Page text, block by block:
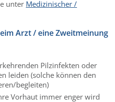
unter Medizinischer /
Arzt / eine Zweitmeinung
Pilzinfekten oder
leiden (solche können den
begleiten)
Vorhaut immer enger wird